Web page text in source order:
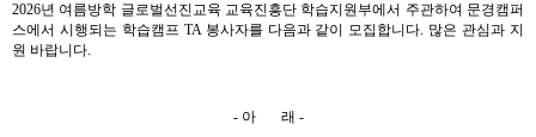
2026년 여름방학 글로벌선진교육 교육진흥단 학습지원부에서 주관하여 문경캠퍼
스에서 시행되는 학습캠프 TA 봉사자를 다음과 같이 모집합니다. 많은 관심과 지
원 바랍니다.
- 아 래 -